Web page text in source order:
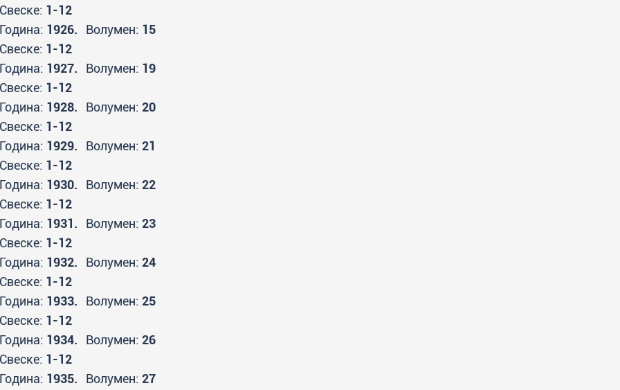
Свеске: 1-12
Година: 1926. Волумен: 15
Свеске: 1-12
Година: 1927. Волумен: 19
Свеске: 1-12
Година: 1928. Волумен: 20
Свеске: 1-12
Година: 1929. Волумен: 21
Свеске: 1-12
Година: 1930. Волумен: 22
Свеске: 1-12
Година: 1931. Волумен: 23
Свеске: 1-12
Година: 1932. Волумен: 24
Свеске: 1-12
Година: 1933. Волумен: 25
Свеске: 1-12
Година: 1934. Волумен: 26
Свеске: 1-12
Година: 1935. Волумен: 27